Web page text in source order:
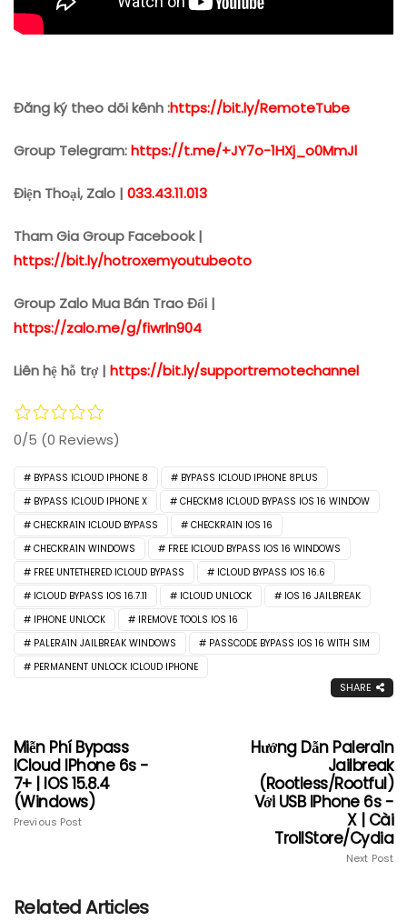
Đăng ký theo dõi kênh :https://bit.ly/RemoteTube
Group Telegram:https://t.me/+JY7o-1HXj_o0MmJl
Điện Thoại, Zalo | 033.43.11.013
Tham Gia Group Facebook |
https://bit.ly/hotroxemyoutubeoto
Group Zalo Mua Bán Trao Đổi |
https://zalo.me/g/fiwrln904
Liên hệ hỗ trợ | https://bit.ly/supportremotechannel
0/5 (0 Reviews)
BYPASS ICLOUD IPHONE 8
BYPASS ICLOUD IPHONE 8PLUS
BYPASS ICLOUD IPHONE X
CHECKM8 ICLOUD BYPASS IOS 16 WINDOW
CHECKRA1N ICLOUD BYPASS
CHECKRA1N IOS 16
CHECKRA1N WINDOWS
FREE ICLOUD BYPASS IOS 16 WINDOWS
FREE UNTETHERED ICLOUD BYPASS
ICLOUD BYPASS IOS 16.6
ICLOUD BYPASS IOS 16.7.11
ICLOUD UNLOCK
IOS 16 JAILBREAK
IPHONE UNLOCK
IREMOVE TOOLS IOS 16
PALERA1N JAILBREAK WINDOWS
PASSCODE BYPASS IOS 16 WITH SIM
PERMANENT UNLOCK ICLOUD IPHONE
SHARE
Miễn Phí Bypass
ICloud IPhone 6s -
7+ | IOS 15.8.4
(Windows)
Previous Post
Hướng Dẫn Palera1n
Jailbreak
(Rootless/Rootful)
Với USB IPhone 6s -
X | Cài
TrollStore/Cydia
Next Post
Related Articles